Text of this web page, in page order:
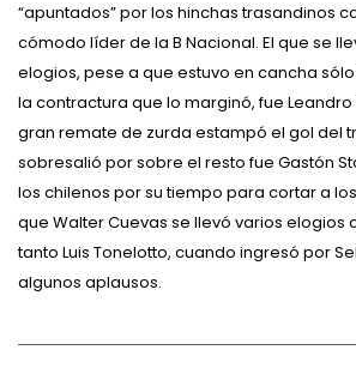
“apuntados” por los hinchas trasandinos
cómodo líder de la B Nacional. El que se
elogios, pese a que estuvo en cancha
la contractura que lo marginó, fue
gran remate de zurda estampó el gol del
sobresalió por sobre el resto fue Gastón
los chilenos por su tiempo para cortar a
que Walter Cuevas se llevó varios elogios
tanto Luis Tonelotto, cuando ingresó por
algunos aplausos.